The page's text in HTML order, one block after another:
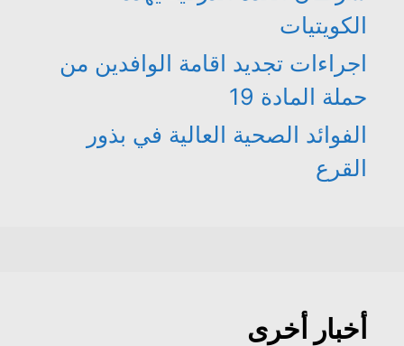
الكويتيات
اجراءات تجديد اقامة الوافدين من
حملة المادة 19
الفوائد الصحية العالية في بذور
القرع
أخبار أخرى